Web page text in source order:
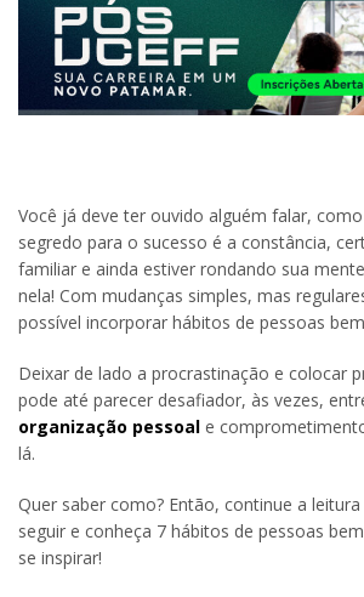
Você já deve ter ouvido alguém falar,
segredo para o sucesso é a constância,
familiar e ainda estiver rondando sua
nela! Com mudanças simples, mas
possível incorporar hábitos de pessoas
Deixar de lado a procrastinação e colocar
pode até parecer desafiador, às vezes,
organização pessoal e
lá.
Quer saber como? Então, continue a
seguir e conheça 7 hábitos de pessoas
se inspirar!